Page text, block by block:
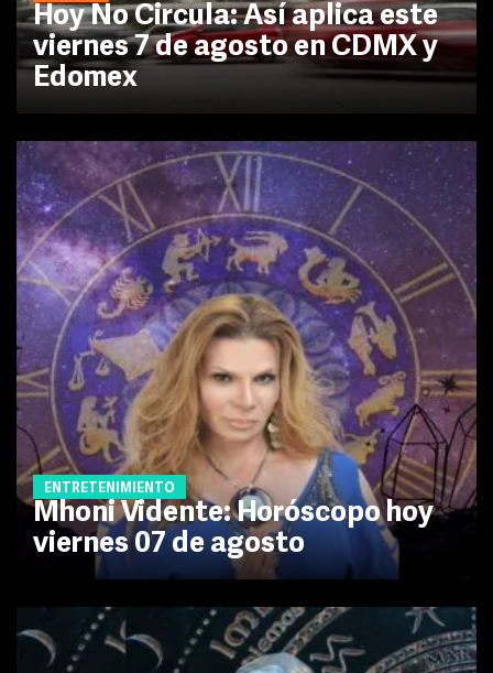
Hoy No Circula: Así aplica este
viernes 7 de agosto en CDMX y
Edomex
ENTRETENIMIENTO
Mhoni Vidente: Horóscopo hoy
viernes 07 de agosto